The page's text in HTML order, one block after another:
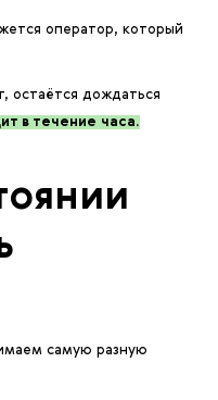
оператор, который
остаётся дождаться
в течение часа.
самую разную